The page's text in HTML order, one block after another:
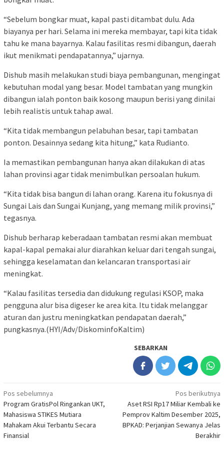
“Sebelum bongkar muat, kapal pasti ditambat dulu. Ada
biayanya per hari. Selama ini mereka membayar, tapi kita tidak
tahu ke mana bayarnya. Kalau fasilitas resmi dibangun, daerah
ikut menikmati pendapatannya,” ujarnya.
Dishub masih melakukan studi biaya pembangunan, mengingat
kebutuhan modal yang besar. Model tambatan yang mungkin
dibangun ialah ponton baik kosong maupun berisi yang dinilai
lebih realistis untuk tahap awal.
“Kita tidak membangun pelabuhan besar, tapi tambatan
ponton. Desainnya sedang kita hitung,” kata Rudianto.
Ia memastikan pembangunan hanya akan dilakukan di atas
lahan provinsi agar tidak menimbulkan persoalan hukum.
“Kita tidak bisa bangun di lahan orang. Karena itu fokusnya di
Sungai Lais dan Sungai Kunjang, yang memang milik provinsi,”
tegasnya.
Dishub berharap keberadaan tambatan resmi akan membuat
kapal-kapal pemakai alur diarahkan keluar dari tengah sungai,
sehingga keselamatan dan kelancaran transportasi air
meningkat.
“Kalau fasilitas tersedia dan didukung regulasi KSOP, maka
pengguna alur bisa digeser ke area kita. Itu tidak melanggar
aturan dan justru meningkatkan pendapatan daerah,”
pungkasnya.(HYI/Adv/DiskominfoKaltim)
SEBARKAN
Navigasi
pos
Pos sebelumnya
Program GratisPol Ringankan UKT,
Mahasiswa STIKES Mutiara
Mahakam Akui Terbantu Secara
Finansial
Pos berikutnya
Aset RSI Rp17 Miliar Kembali ke
Pemprov Kaltim Desember 2025,
BPKAD: Perjanjian Sewanya Jelas
Berakhir